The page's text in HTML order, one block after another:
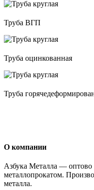
Труба ВГП
Труба оцинкованная
Труба
О компании
Азбука Металла — оптово
металлопрокатом.
металла.